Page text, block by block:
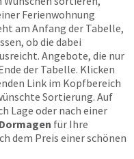
Ferienwohnung
am Anfang der Tabelle,
ob die dabei
Angebote, die nur
der Tabelle. Klicken
Link im Kopfbereich
Sortierung. Auf
Lage oder nach einer
für Ihre
dem Preis einer schönen